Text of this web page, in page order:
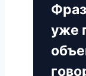
уже